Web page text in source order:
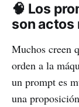
🧠 Los
son actos
Muchos creen
orden a la
un prompt es
una